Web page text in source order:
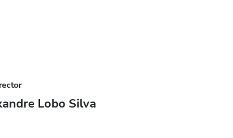
Lobo Silva